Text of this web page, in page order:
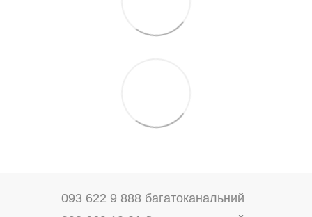
093 622 9 888 багатоканальний